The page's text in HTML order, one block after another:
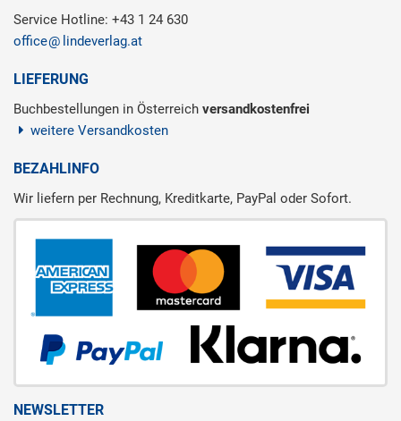
Service Hotline: +43 1 24 630
office
lindeverlag.at
LIEFERUNG
Buchbestellungen in Österreich versandkostenfrei
weitere Versandkosten
BEZAHLINFO
Wir liefern per Rechnung, Kreditkarte, PayPal oder Sofort.
NEWSLETTER